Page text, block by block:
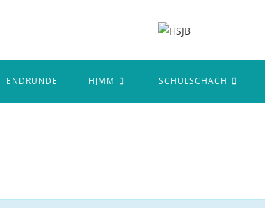
ENDRUNDE HJMM SCHULSCHACH